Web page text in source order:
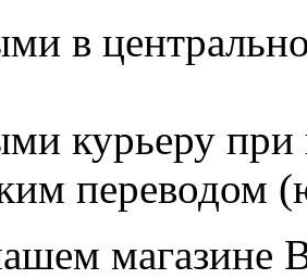
в
курьеру при
переводом
магазине